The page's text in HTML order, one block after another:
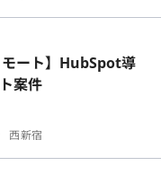
モート】HubSpot導
案件
西新宿